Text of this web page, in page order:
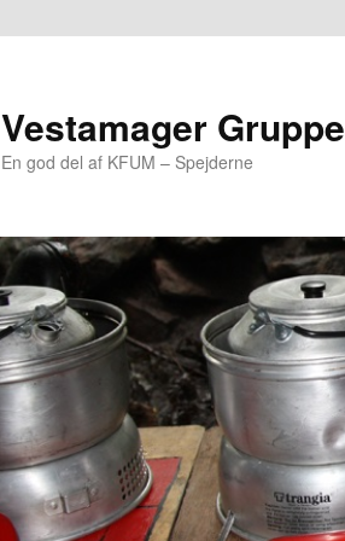
Vestamager Gruppe
En god del af KFUM – Spejderne